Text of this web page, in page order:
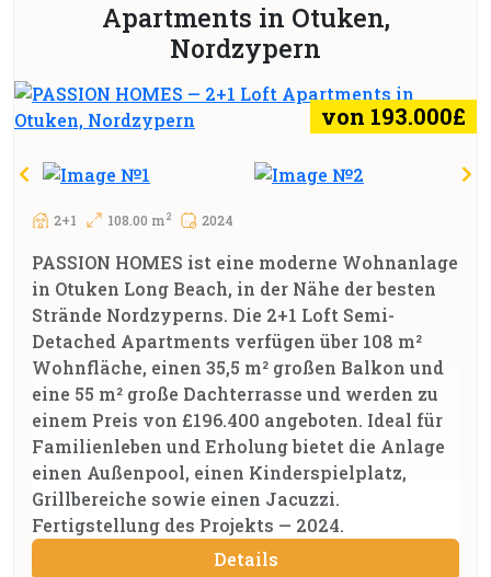
Apartments in Otuken,
Nordzypern
von 193.000£
2+1 108.00 m2 2024
PASSION HOMES ist eine moderne Wohnanlage
in Otuken Long Beach, in der Nähe der besten
Strände Nordzyperns. Die 2+1 Loft Semi-
Detached Apartments verfügen über 108 m²
Wohnfläche, einen 35,5 m² großen Balkon und
eine 55 m² große Dachterrasse und werden zu
einem Preis von £196.400 angeboten. Ideal für
Familienleben und Erholung bietet die Anlage
einen Außenpool, einen Kinderspielplatz,
Grillbereiche sowie einen Jacuzzi.
Fertigstellung des Projekts — 2024.
Details